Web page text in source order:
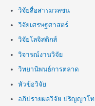
วิจัยสื่อสารมวลชน
วิจัยเศรษฐศาสตร์
วิจัยโลจิสติกส์
วิจารณ์งานวิจัย
วิทยานิพนธ์การตลาด
หัวข้อวิจัย
อภิปรายผลวิจัย ปริญญาโท